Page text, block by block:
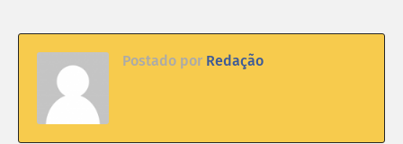
Postado por Redação